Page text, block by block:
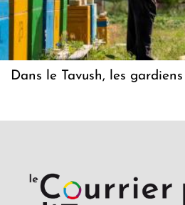
Dans le Tavush, les